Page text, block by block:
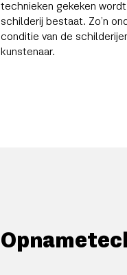
technieken gekeken
schilderij bestaat. Zo’n
conditie van de
kunstenaar.